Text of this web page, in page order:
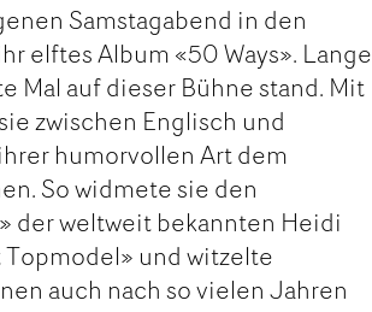
Samstagabend in den
elftes Album «50 Ways». Lange
Mal auf dieser Bühne stand. Mit
zwischen Englisch und
humorvollen Art dem
So widmete sie den
der weltweit bekannten Heidi
und witzelte
auch nach so vielen Jahren